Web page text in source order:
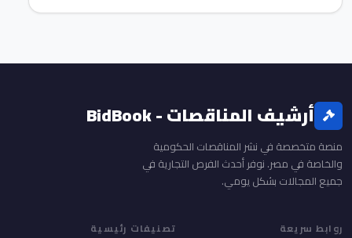
أرشيف المناقصات - BidBook
منصة متخصصة في نشر المناقصات الحكومية
والخاصة في مصر. نوفر أحدث الفرص التجارية في
جميع المجالات بشكل يومي.
روابط سريعة تصنيفات رئيسية